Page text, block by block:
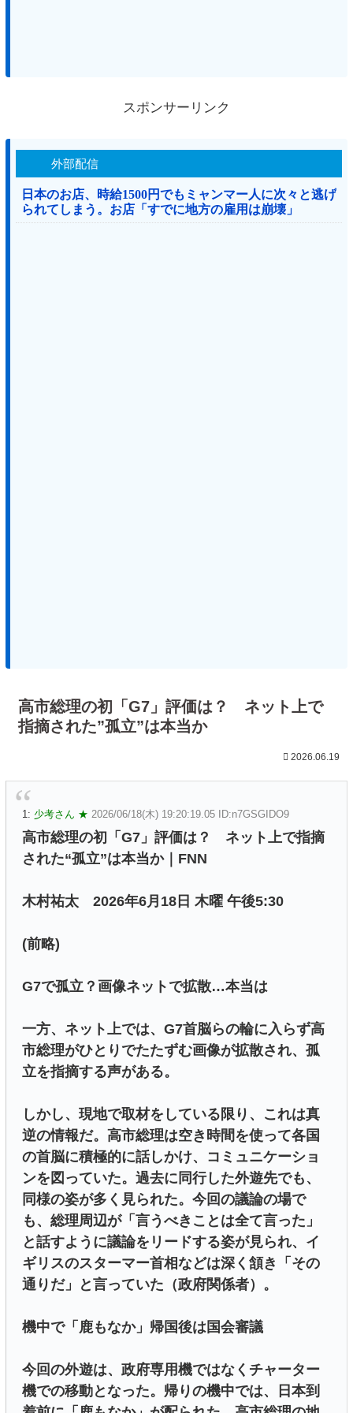
スポンサーリンク
外部配信
日本のお店、時給1500円でもミャンマー人に次々と逃げ
られてしまう。お店「すでに地方の雇用は崩壊」
高市総理の初「G7」評価は？ ネット上で
指摘された”孤立”は本当か
2026.06.19
1: 少考さん ★ 2026/06/18(木) 19:20:19.05 ID:n7GSGIDO9
高市総理の初「G7」評価は？ ネット上で指摘
された“孤立”は本当か｜FNN
木村祐太 2026年6月18日 木曜 午後5:30
(前略)
G7で孤立？画像ネットで拡散…本当は
一方、ネット上では、G7首脳らの輪に入らず高
市総理がひとりでたたずむ画像が拡散され、孤
立を指摘する声がある。
しかし、現地で取材をしている限り、これは真
逆の情報だ。高市総理は空き時間を使って各国
の首脳に積極的に話しかけ、コミュニケーショ
ンを図っていた。過去に同行した外遊先でも、
同様の姿が多く見られた。今回の議論の場で
も、総理周辺が「言うべきことは全て言った」
と話すように議論をリードする姿が見られ、イ
ギリスのスターマー首相などは深く頷き「その
通りだ」と言っていた（政府関係者）。
機中で「鹿もなか」帰国後は国会審議
今回の外遊は、政府専用機ではなくチャーター
機での移動となった。帰りの機中では、日本到